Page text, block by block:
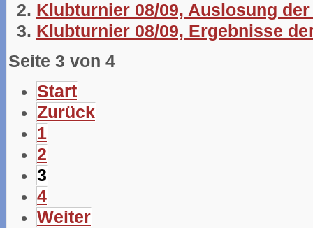
Klubturnier 08/09, Auslosung der
Klubturnier 08/09, Ergebnisse
Seite 3 von 4
Start
Zurück
1
2
3
4
Weiter